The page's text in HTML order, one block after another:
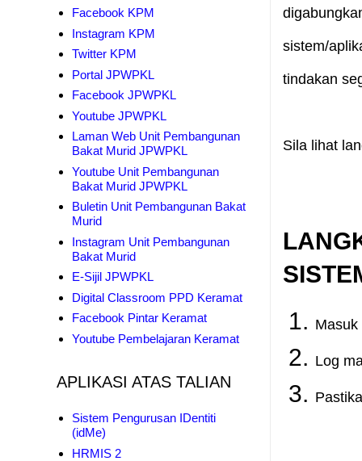
sistem/
tindakan
Sila lihat
Log
Facebook KPM
Instagram KPM
Twitter KPM
Portal JPWPKL
Facebook JPWPKL
Youtube JPWPKL
Laman Web Unit Pembangunan
Bakat Murid JPWPKL
Youtube Unit Pembangunan
Bakat Murid JPWPKL
Buletin Unit Pembangunan Bakat
Murid
Instagram Unit Pembangunan
Bakat Murid
E-Sijil JPWPKL
Digital Classroom PPD Keramat
Facebook Pintar Keramat
Youtube Pembelajaran Keramat
APLIKASI ATAS TALIAN
Sistem Pengurusan IDentiti
(idMe)
HRMIS 2